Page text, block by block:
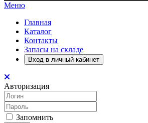
Меню
Главная
Каталог
Контакты
Запасы на складе
Вход в личный кабинет
Авторизация
Запомнить